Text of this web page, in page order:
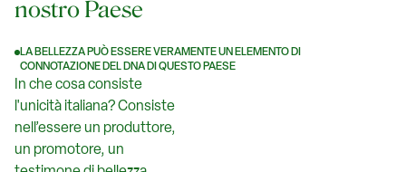
nostro Paese
LA BELLEZZA PUÒ ESSERE VERAMENTE UN ELEMENTO DI
CONNOTAZIONE DEL DNA DI QUESTO PAESE
In che cosa consiste
l'unicità italiana? Consiste
nell’essere un produttore,
un promotore, un